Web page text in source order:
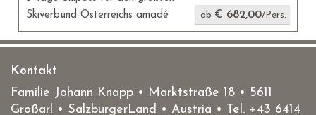
Skiverbund Österreichs amadé
ab € 682,00/Pers.
Kontakt
Familie Johann Knapp • Marktstraße 18 • 5611
Großarl • SalzburgerLand • Austria • Tel. +43 6414